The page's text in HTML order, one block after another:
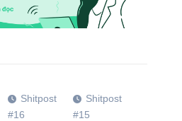
Shitpost
#16
Shitpost
#15